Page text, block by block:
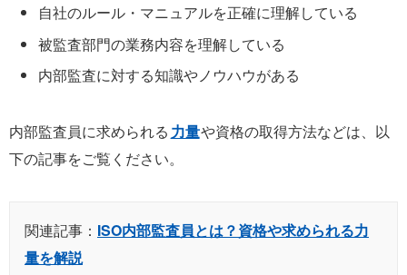
自社のルール・マニュアルを正確に理解している
被監査部門の業務内容を理解している
内部監査に対する知識やノウハウがある
内部監査員に求められる 力量や資格の取得方法などは、以
下の記事をご覧ください。
関連記事： ISO内部監査員とは？資格や求められる力
量を解説